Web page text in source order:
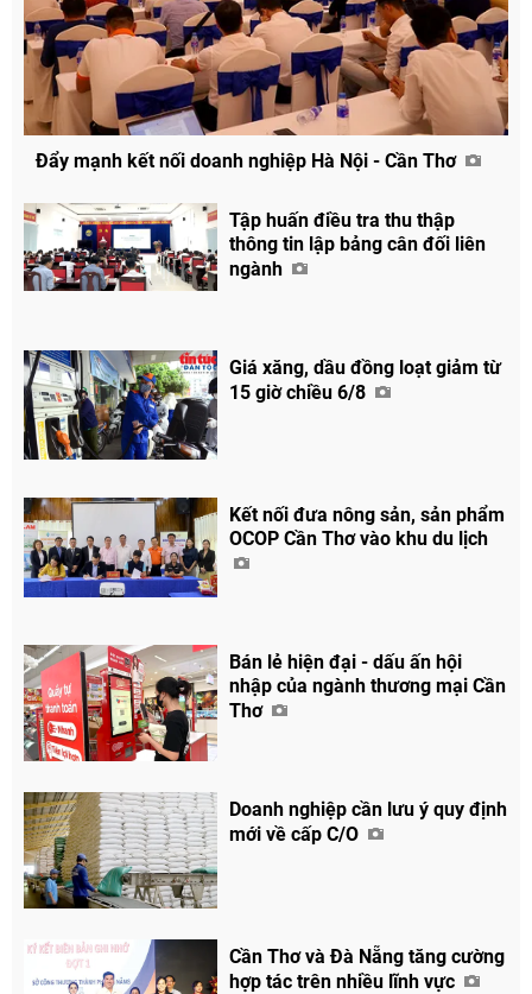
Đẩy mạnh kết nối doanh nghiệp Hà Nội - Cần Thơ
Tập huấn điều tra thu thập
thông tin lập bảng cân đối liên
ngành
Giá xăng, dầu đồng loạt giảm từ
15 giờ chiều 6/8
Kết nối đưa nông sản, sản phẩm
OCOP Cần Thơ vào khu du lịch
Bán lẻ hiện đại - dấu ấn hội
nhập của ngành thương mại Cần
Thơ
Doanh nghiệp cần lưu ý quy định
mới về cấp C/O
Cần Thơ và Đà Nẵng tăng cường
hợp tác trên nhiều lĩnh vực